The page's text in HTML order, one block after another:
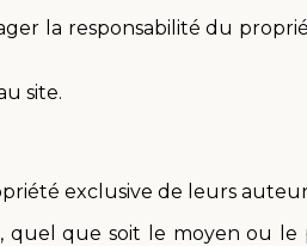
la responsabilité du
site.
exclusive de leurs
quel que soit le moyen ou le